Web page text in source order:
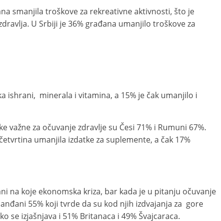
smanjila troškove za rekreativne aktivnosti, što je
U Srbiji je 36% građana umanjilo troškove za
ishrani, minerala i vitamina, a 15% je čak umanjilo i
za očuvanje zdravlje su Česi 71% i Rumuni 67%.
umanjila izdatke za suplemente, a čak 17%
na koje ekonomska kriza, bar kada je u pitanju očuvanje
55% koji tvrde da su kod njih izdvajanja za gore
izjašnjava i 51% Britanaca i 49% Švajcaraca.